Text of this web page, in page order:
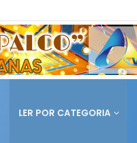
LER POR CATEGORIA